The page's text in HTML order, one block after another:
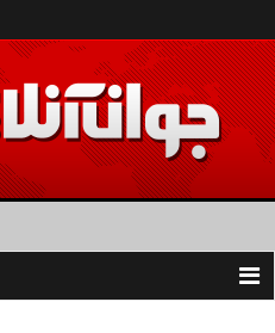
Toggle